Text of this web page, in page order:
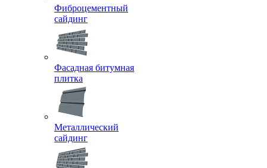
Фиброцементный
сайдинг
Фасадная битумная
плитка
Металлический
сайдинг